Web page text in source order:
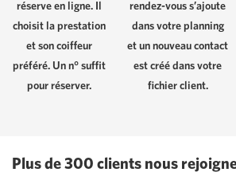
réserve en ligne. Il
choisit la prestation
et son coiffeur
préféré. Un n° suffit
pour réserver.
rendez-vous s’ajoute
dans votre planning
et un nouveau contact
est créé dans votre
fichier client.
Plus de 300 clients nous